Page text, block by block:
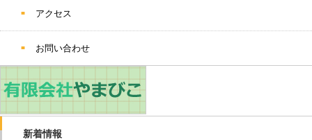
アクセス
お問い合わせ
新着情報